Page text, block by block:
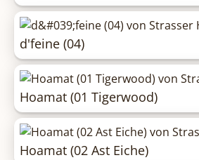
d'feine (04)
Hoamat (01 Tigerwood)
Hoamat (02 Ast Eiche)